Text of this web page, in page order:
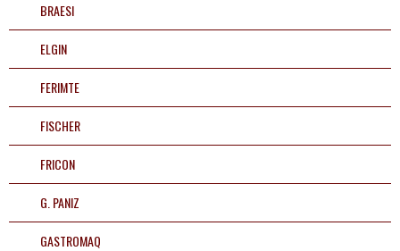
BRAESI
ELGIN
FERIMTE
FISCHER
FRICON
G. PANIZ
GASTROMAQ